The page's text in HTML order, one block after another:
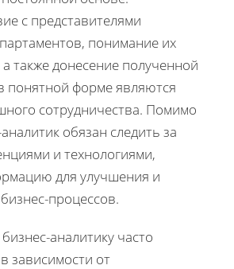
с представителями
понимание их
также донесение полученной
понятной форме являются
сотрудничества. Помимо
обязан следить за
и технологиями,
для улучшения и
процессов.
аналитику часто
зависимости от